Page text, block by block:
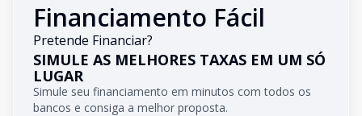
Financiamento Fácil
Pretende Financiar?
SIMULE AS MELHORES TAXAS EM UM SÓ
LUGAR
Simule seu financiamento em minutos com todos os
bancos e consiga a melhor proposta.